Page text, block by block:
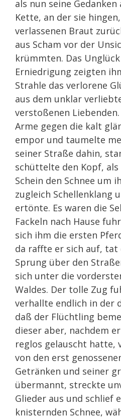
als nun seine
Kette, an der sie
verlassenen Braut
aus Scham vor der
krümmten. Das
Erniedrigung zeigten
Strahle das verlorene
aus dem unklar
verstoßenen
Arme gegen die kalt
empor und taumelte
seiner Straße dahin,
schüttelte den Kopf,
Schein den Schnee um
zugleich Schellenklang
ertönte. Es waren die
Fackeln nach Hause
sich ihm die ersten
da raffte er sich auf, tat
Sprung über den
sich unter die
Waldes. Der tolle Zug
verhallte endlich in der
daß der Flüchtling
dieser aber, nachdem
reglos gelauscht hatte,
von den erst
Getränken und seiner
übermannt, streckte
Glieder aus und schlief
knisternden Schnee,